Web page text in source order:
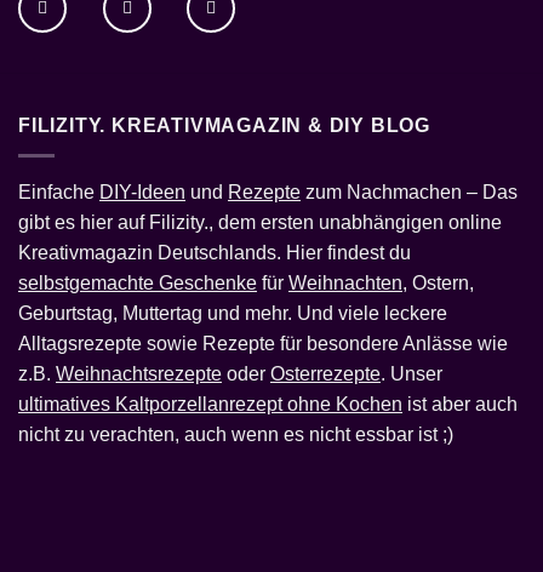
FILIZITY. KREATIVMAGAZIN & DIY BLOG
Einfache DIY-Ideen und Rezepte zum Nachmachen – Das
gibt es hier auf Filizity., dem ersten unabhängigen online
Kreativmagazin Deutschlands. Hier findest du
selbstgemachte Geschenke für Weihnachten, Ostern,
Geburtstag, Muttertag und mehr. Und viele leckere
Alltagsrezepte sowie Rezepte für besondere Anlässe wie
z.B. Weihnachtsrezepte oder Osterrezepte. Unser
ultimatives Kaltporzellanrezept ohne Kochen ist aber auch
nicht zu verachten, auch wenn es nicht essbar ist ;)